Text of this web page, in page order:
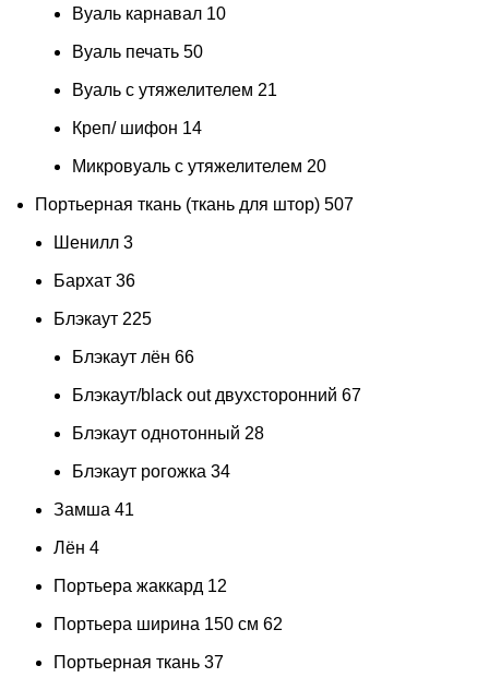
Вуаль карнавал 10
Вуаль печать 50
Вуаль с утяжелителем 21
Креп/ шифон 14
Микровуаль с утяжелителем 20
Портьерная ткань (ткань для штор) 507
Шенилл 3
Бархат 36
Блэкаут 225
Блэкаут лён 66
Блэкаут/black out двухсторонний 67
Блэкаут однотонный 28
Блэкаут рогожка 34
Замша 41
Лён 4
Портьера жаккард 12
Портьера ширина 150 см 62
Портьерная ткань 37